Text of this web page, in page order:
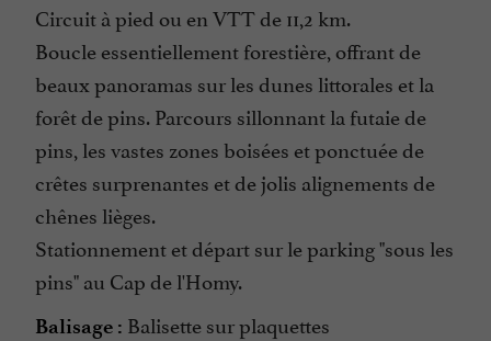
Circuit à pied ou en VTT de 11,2 km.
Boucle essentiellement forestière, offrant de
beaux panoramas sur les dunes littorales et la
forêt de pins. Parcours sillonnant la futaie de
pins, les vastes zones boisées et ponctuée de
crêtes surprenantes et de jolis alignements de
chênes lièges.
Stationnement et départ sur le parking "sous les
pins" au Cap de l'Homy.
Balisage : Balisette sur plaquettes